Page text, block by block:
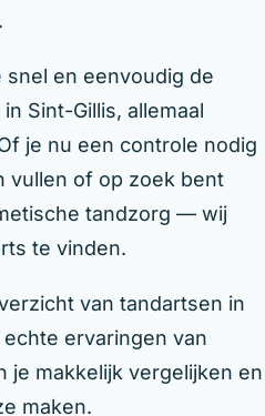
snel en eenvoudig de
Sint-Gillis, allemaal
je nu een controle nodig
vullen of op zoek bent
tandzorg — wij
te vinden.
van tandartsen in
ervaringen van
je makkelijk vergelijken en
maken.